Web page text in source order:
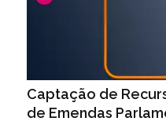
Captação de
de Emendas